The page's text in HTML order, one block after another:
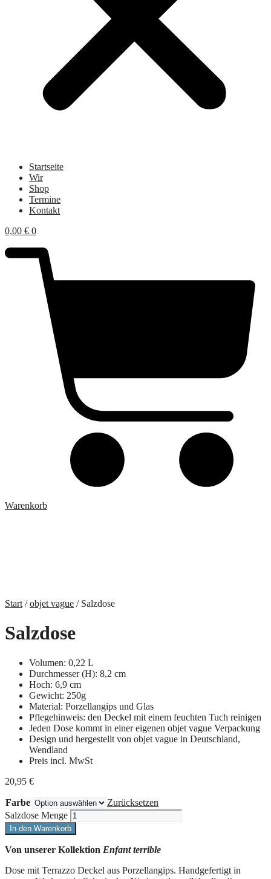
Startseite
Wir
Shop
Termine
Kontakt
0,00 € 0
Warenkorb
Start /objet vague / Salzdose
Salzdose
Volumen: 0,22 L
Durchmesser (H): 8,2 cm
Hoch: 6,9 cm
Gewicht: 250g
Material: Porzellangips und Glas
Pflegehinweis: den Deckel mit einem feuchten Tuch reinigen
Jeden Dose kommt in einer eigenen objet vague Verpackung
Design und hergestellt von objet vague in Deutschland,
Wendland
Preis incl. MwSt
20,95 €
Farbe
Zurücksetzen
Salzdose Menge
In den Warenkorb
Von unserer Kollektion Enfant terrible
Dose mit Terrazzo Deckel aus Porzellangips. Handgefertigt in